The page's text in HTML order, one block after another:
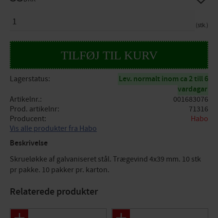
stk.
Lagerstatus
Lev. normalt inom ca 2 till 6
vardagar
Artikelnr.
001683076
Prod. artikelnr
71316
Producent
Habo
Vis alle produkter fra Habo
Beskrivelse
Skrueløkke af galvaniseret stål. Trægevind 4x39 mm. 10 stk
pr pakke. 10 pakker pr. karton.
Relaterede produkter